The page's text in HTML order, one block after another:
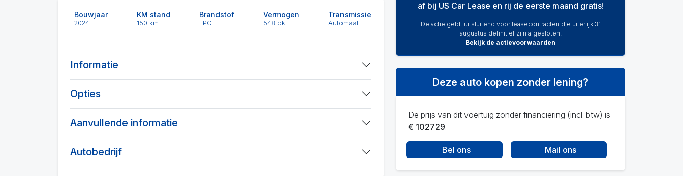
Bouwjaar
2024
KM stand
150 km
Brandstof
LPG
Vermogen
548 pk
Transmissie
Automaat
Informatie
Opties
Aanvullende informatie
Autobedrijf
af bij US Car Lease en rij de eerste maand gratis!
De actie geldt uitsluitend voor leasecontracten die uiterlijk 31
augustus definitief zijn afgesloten.
Bekijk de actievoorwaarden
Deze auto kopen zonder lening?
De prijs van dit voertuig zonder financiering (incl. btw) is
€ 102729.
Bel ons Mail ons